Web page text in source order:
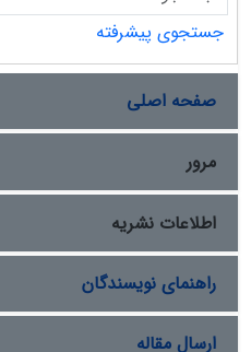
جستجوی پیشرفته
صفحه اصلی
مرور
اطلاعات نشریه
راهنمای نویسندگان
ارسال مقاله